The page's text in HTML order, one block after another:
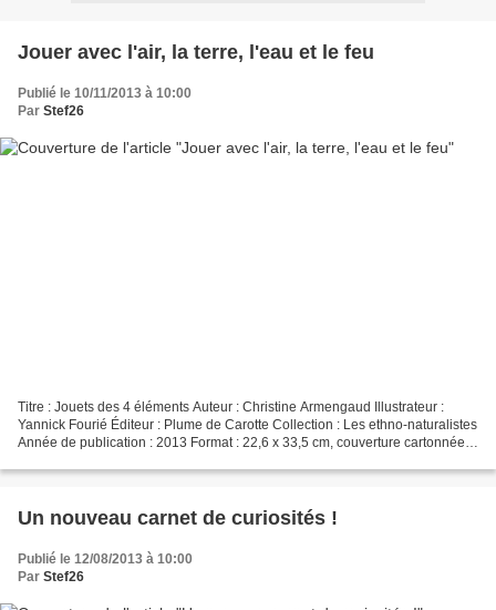
Jouer avec l'air, la terre, l'eau et le feu
Publié le 10/11/2013 à 10:00
Par Stef26
Titre : Jouets des 4 éléments Auteur : Christine Armengaud Illustrateur :
Yannick Fourié Éditeur : Plume de Carotte Collection : Les ethno-naturalistes
Année de publication : 2013 Format : 22,6 x 33,5 cm, couverture cartonnée,
Un nouveau carnet de curiosités !
Publié le 12/08/2013 à 10:00
Par Stef26